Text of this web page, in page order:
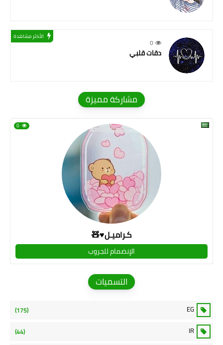
0
الأكثر مشاهدة
دقات قلبي
مشاركة مميزة
كـراميـل♥🧸
0
الإنضمام للجروب
التسميات
EG
(175)
IR
(44)